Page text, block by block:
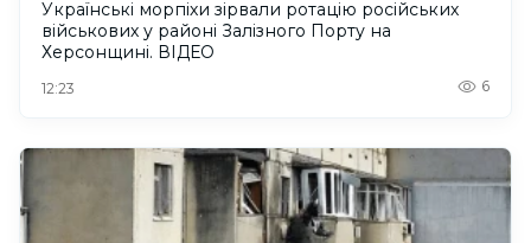
Українські морпіхи зірвали ротацію російських
військових у районі Залізного Порту на
Херсонщині. ВІДЕО
12:23 6